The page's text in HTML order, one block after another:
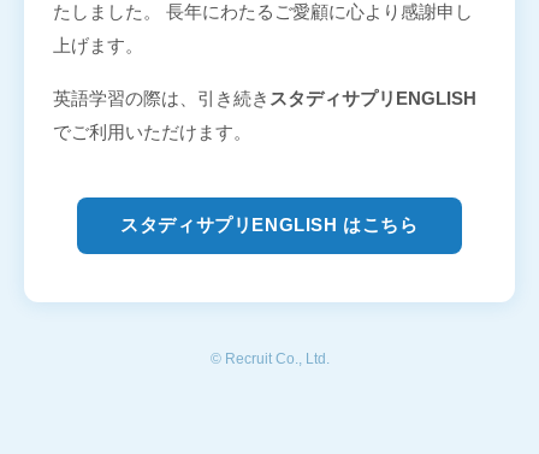
たしました。 長年にわたるご愛顧に心より感謝申し
上げます。
英語学習の際は、引き続き スタディサプリENGLISH
でご利用いただけます。
スタディサプリENGLISH はこちら
© Recruit Co., Ltd.